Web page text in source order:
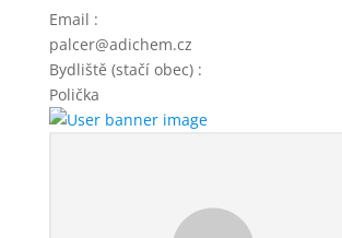
Email :
palcer@adichem.cz
Bydliště (stačí obec) :
Polička